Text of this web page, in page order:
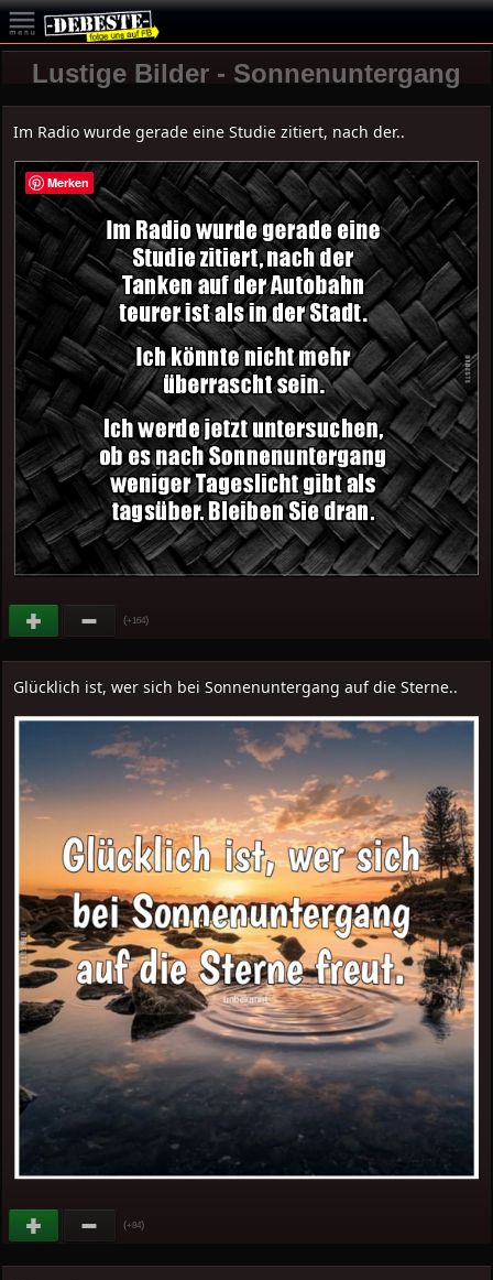
Lustige Bilder - Sonnenuntergang
Im Radio wurde gerade eine Studie zitiert, nach der..
(+164)
Glücklich ist, wer sich bei Sonnenuntergang auf die Sterne..
(+84)
Merken